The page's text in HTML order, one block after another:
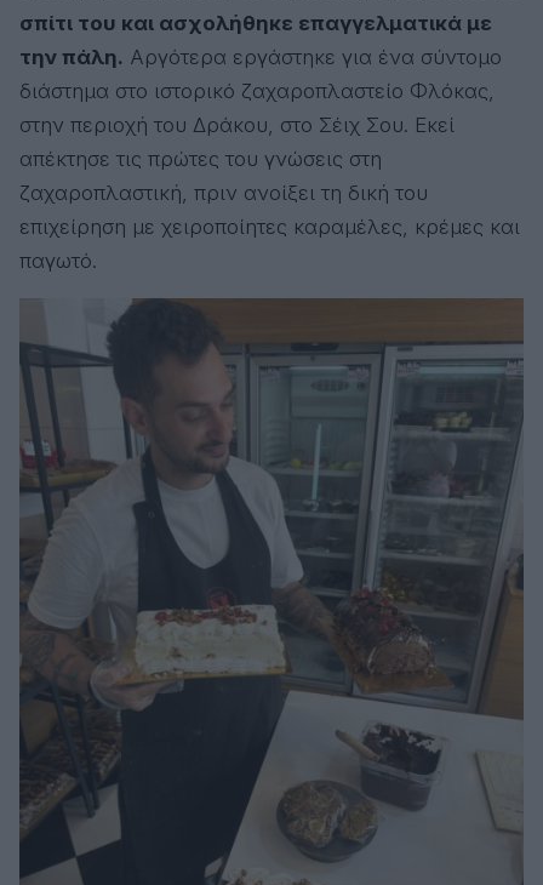
σπίτι του και ασχολήθηκε επαγγελματικά με
την πάλη. Αργότερα εργάστηκε για ένα σύντομο
διάστημα στο ιστορικό ζαχαροπλαστείο Φλόκας,
στην περιοχή του Δράκου, στο Σέιχ Σου. Εκεί
απέκτησε τις πρώτες του γνώσεις στη
ζαχαροπλαστική, πριν ανοίξει τη δική του
επιχείρηση με χειροποίητες καραμέλες, κρέμες και
παγωτό.